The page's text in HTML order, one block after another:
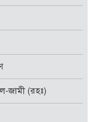
জামী (রহঃ)